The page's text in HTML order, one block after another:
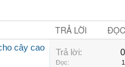
TRẢ LỜI ĐỌC
cây cao
Trả lời: 0
Đọc: 1